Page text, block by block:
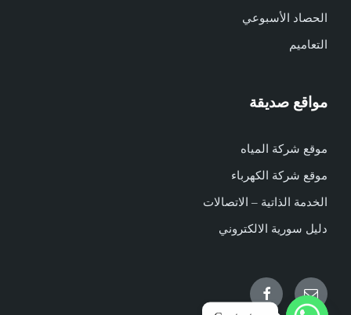
الحصاد الأسبوعي
التعاميم
مواقع صديقة
موقع شركة المياه
موقع شركة الكهرباء
الخدمة الذاتية – الاتصالات
دليل سورية الالكتروني
Email
Facebook